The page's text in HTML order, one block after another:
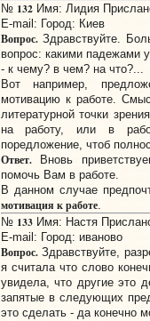
№ 132Имя: Лидия
E-mail: Город: Киев
Вопрос.Здравствуйте.
вопрос: какими
- к чему? в чем? на что?...
Вот например,
мотивацию к работе.
литературной точки
на работу, или в
поредложение, чтоб
Ответ.Вновь
помочь Вам в работе.
В данном случае
мотивация к работе.
№ 133Имя: Настя
E-mail: Город: иваново
Вопрос.Здравствуйте,
я считала что слово
увидела, что другие это
запятые в следующих
это сделать - да конечно